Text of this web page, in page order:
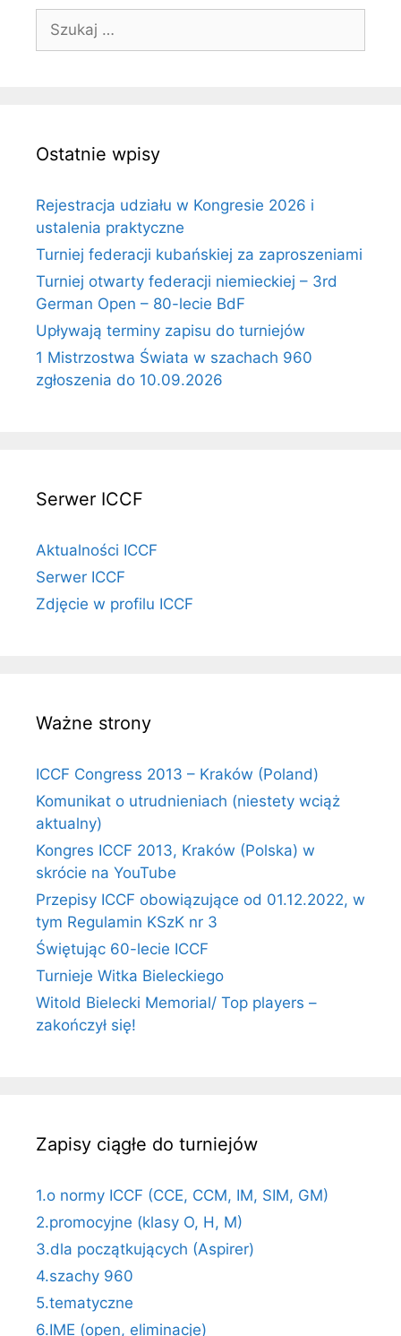
Szukaj:
Ostatnie wpisy
Rejestracja udziału w Kongresie 2026 i
ustalenia praktyczne
Turniej federacji kubańskiej za zaproszeniami
Turniej otwarty federacji niemieckiej – 3rd
German Open – 80-lecie BdF
Upływają terminy zapisu do turniejów
1 Mistrzostwa Świata w szachach 960
zgłoszenia do 10.09.2026
Serwer ICCF
Aktualności ICCF
Serwer ICCF
Zdjęcie w profilu ICCF
Ważne strony
ICCF Congress 2013 – Kraków (Poland)
Komunikat o utrudnieniach (niestety wciąż
aktualny)
Kongres ICCF 2013, Kraków (Polska) w
skrócie na YouTube
Przepisy ICCF obowiązujące od 01.12.2022, w
tym Regulamin KSzK nr 3
Świętując 60-lecie ICCF
Turnieje Witka Bieleckiego
Witold Bielecki Memorial/ Top players –
zakończył się!
Zapisy ciągłe do turniejów
1.o normy ICCF (CCE, CCM, IM, SIM, GM)
2.promocyjne (klasy O, H, M)
3.dla początkujących (Aspirer)
4.szachy 960
5.tematyczne
6.IME (open, eliminacje)